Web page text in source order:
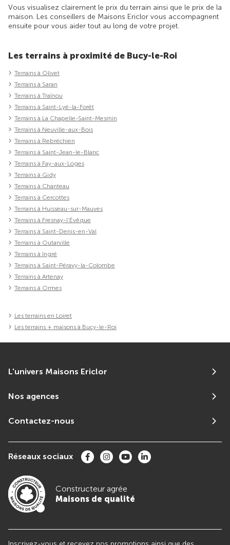
Vous visualisez clairement le prix du terrain ainsi que le prix de la
maison. Les conseillers de Maisons Ericlor vous accompagnent
ensuite pour vous aider tout au long de votre projet.
Les terrains à proximité de Bucy-le-Roi
Terrains à Olivet
Terrains à Saran
Terrains à Traînou
Terrains à Saint-Lyé-la-Forêt
Terrains à La Chapelle-Saint-Mesmin
Terrains à Neuville-aux-Bois
Terrains à Rebréchien
Terrains à Saint-Jean-le-Blanc
Terrains à Fay-aux-Loges
Terrains à Gidy
Terrains à Chanteau
Terrains à Cercottes
Terrains à Huisseau-sur-Mauves
Terrains à Fresnay-l'Évêque
Terrains à Saint-Denis-en-Val
Terrains à Outarville
Terrains à Ingré
Terrains à Saint-Péravy-la-Colombe
Terrains à Artenay
Terrains à Ormes
Les terrains en Loiret
Les terrains + maisons à Bucy-le-Roi
L'univers Maisons Ericlor
Nos agences
Contactez-nous
Réseaux sociaux
Constructeur agrée
Maisons de qualité